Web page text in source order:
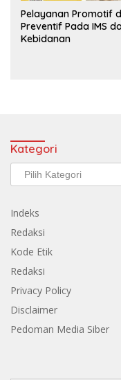
Pelayanan Promotif
Preventif Pada IMS
Kebidanan
Kategori
Kategori
Indeks
Redaksi
Kode Etik
Redaksi
Privacy Policy
Disclaimer
Pedoman Media Siber